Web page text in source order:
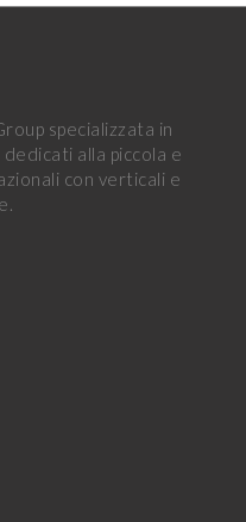
specializzata in
alla piccola e
con verticali e